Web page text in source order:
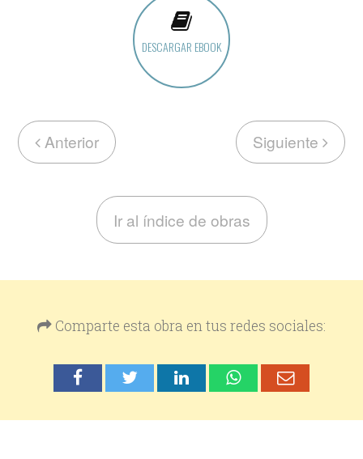
DESCARGAR EBOOK
Anterior Siguiente
Ir al índice de obras
Comparte esta obra en tus redes sociales: